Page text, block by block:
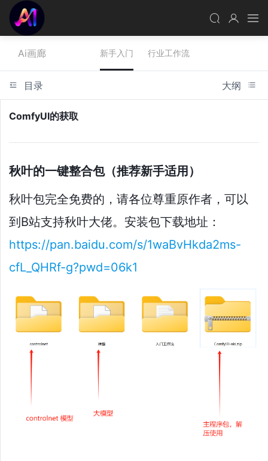
Ai画廊 新手入门 行业工作流
目录 大纲
ComfyUI的获取
秋叶的一键整合包（推荐新手适用）
秋叶包完全免费的，请各位尊重原作者，可以
到B站支持秋叶大佬。安装包下载地址：
https://pan.baidu.com/s/1waBvHkda2ms-
cfL_QHRf-g?pwd=06k1